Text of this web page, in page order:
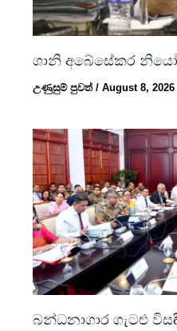
ශානි අබේසේකර
උණුසුම් පුවත්/August 8,
බන්ධනාගාර ගැටළු